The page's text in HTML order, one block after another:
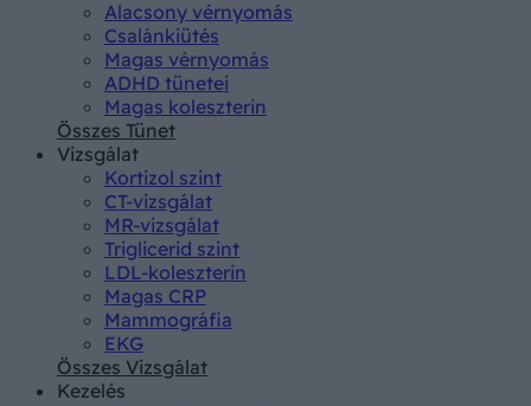
Alacsony vérnyomás
Csalánkiütés
Magas vérnyomás
ADHD tünetei
Magas koleszterin
Összes Tünet
Vizsgálat
Kortizol szint
CT-vizsgálat
MR-vizsgálat
Triglicerid szint
LDL-koleszterin
Magas CRP
Mammográfia
EKG
Összes Vizsgálat
Kezelés